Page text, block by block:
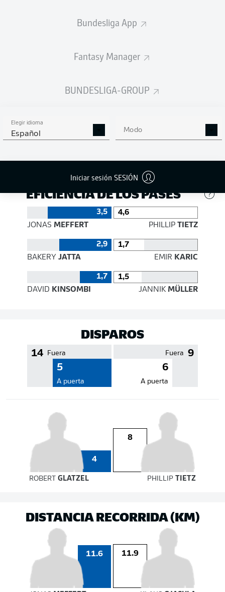
Bundesliga App
Fantasy Manager
BUNDESLIGA-GROUP
Elegir idioma
Español Modo
Iniciar sesión SESIÓN
(%)
577 311
EFICIENCIA DE LOS PASES
3,5
4,6
JONAS MEFFERT PHILLIPTIETZ
2,9
1,7
BAKERY JATTA EMIR KARIC
1,7
1,5
DAVID KINSOMBI JANNIKMÜLLER
DISPAROS
14 Fuera
5
A puerta
9
Fuera
6
A puerta
4
8
ROBERT GLATZEL PHILLIP TIETZ
DISTANCIA RECORRIDA (KM)
11.6 11.9